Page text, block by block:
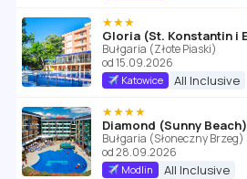
★★★
Bułgaria (Złote Piaski)
od 15.09.2026
Katowice All Inclusive
★★★★
Diamond (Sunny Beach)
Bułgaria (Słoneczny Brzeg)
od 28.09.2026
Modlin All Inclusive